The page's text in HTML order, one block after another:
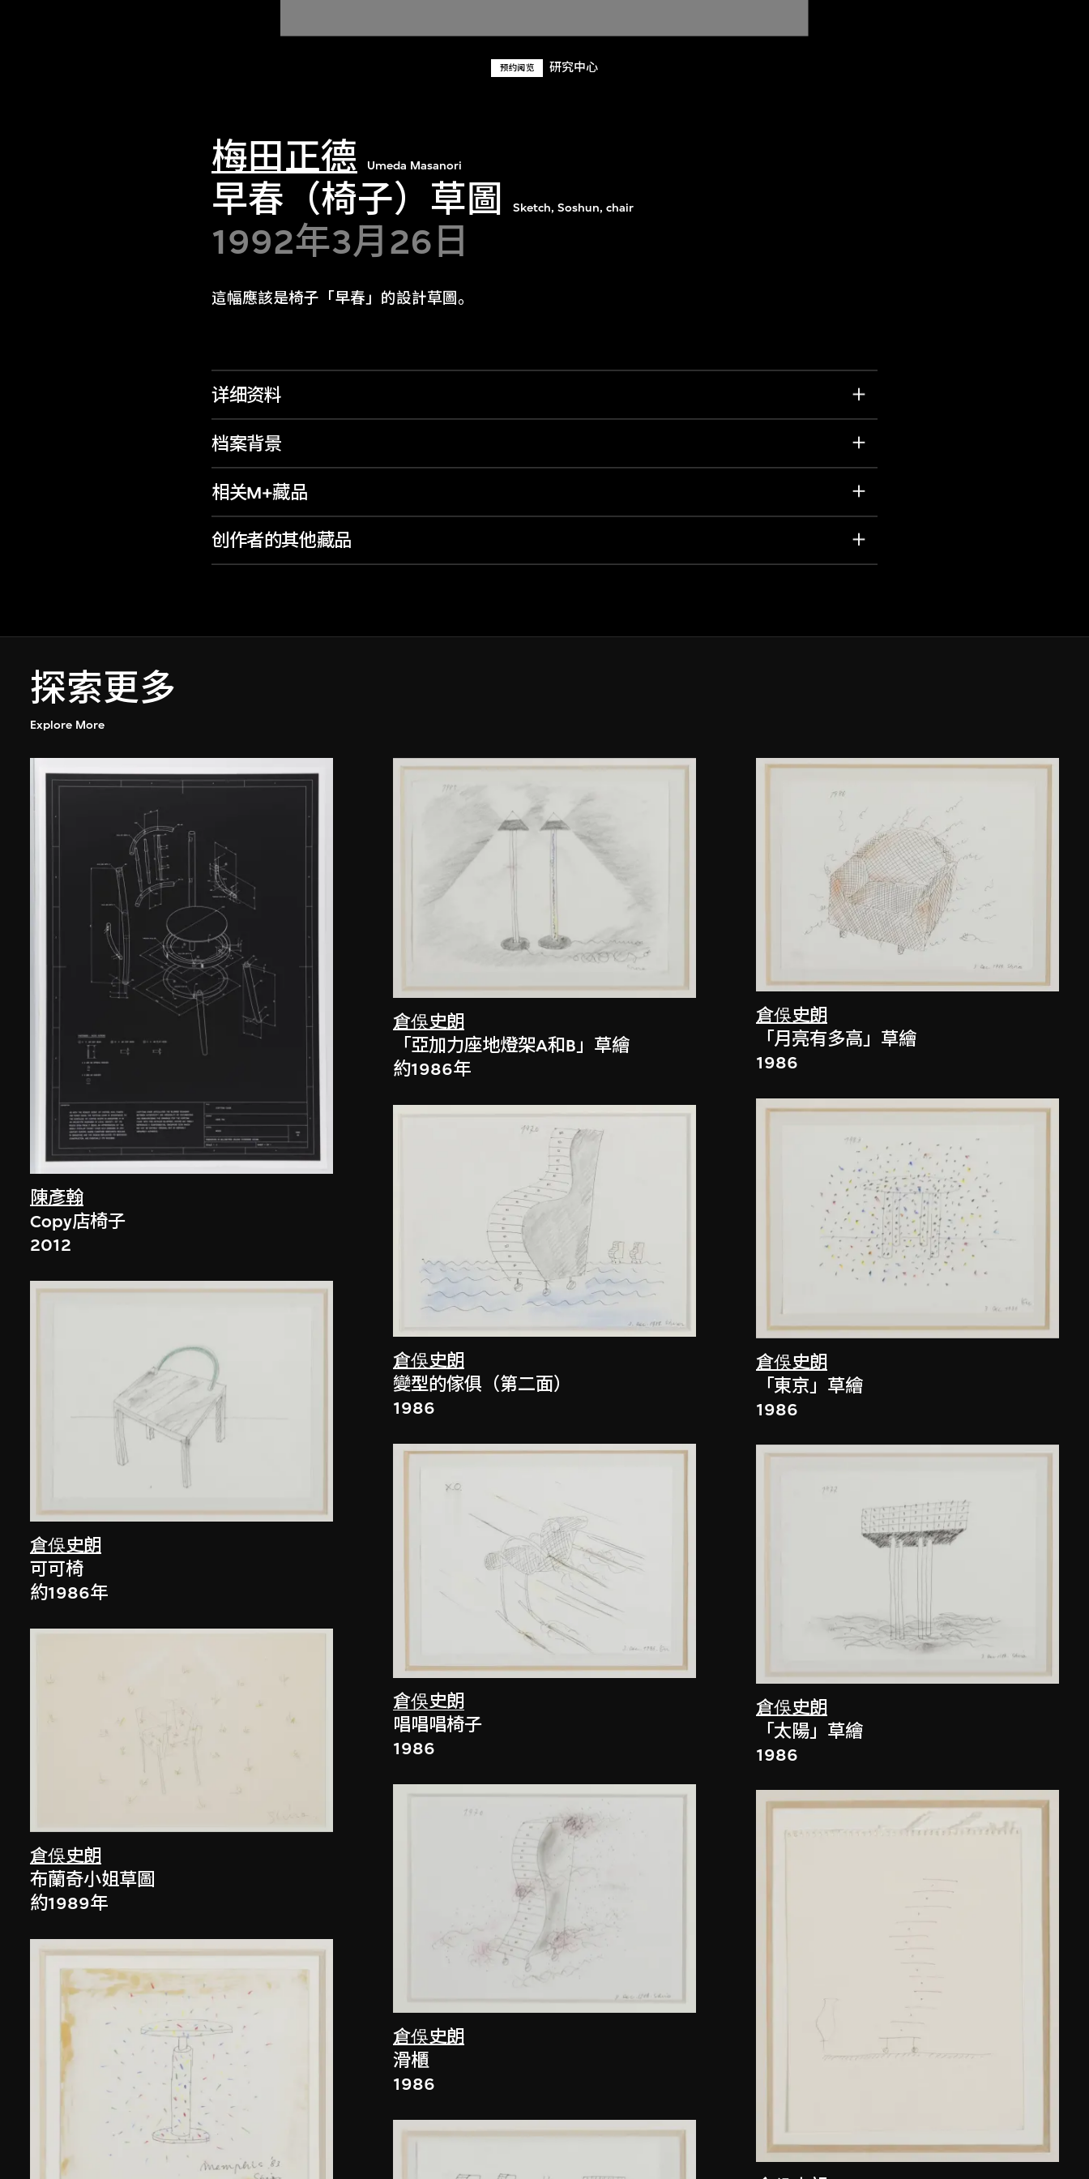
预约阅览 研究中心
梅田正德 Umeda Masanori
早春（椅子）草圖 Sketch, Soshun, chair
1992年3月26日
這幅應該是椅子「早春」的設計草圖。
详细资料
档案背景
相关M+藏品
创作者的其他藏品
探索更多
Explore More
陳彥翰
Copy店椅子
2012
倉俁史朗
可可椅
約1986年
倉俁史朗
布蘭奇小姐草圖
約1989年
倉俁史朗
「亞加力座地燈架A和B」草繪
約1986年
倉俁史朗
變型的傢俱（第二面）
1986
倉俁史朗
唱唱唱椅子
1986
倉俁史朗
滑櫃
1986
倉俁史朗
「月亮有多高」草繪
1986
倉俁史朗
「東京」草繪
1986
倉俁史朗
「太陽」草繪
1986